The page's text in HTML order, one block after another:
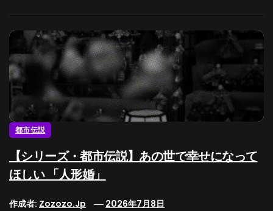
都市伝説
【シリーズ・都市伝説】あの世で幸せになって
ほしい 「人形婚」
作成者: Zozozo.jp 2026年7月8日